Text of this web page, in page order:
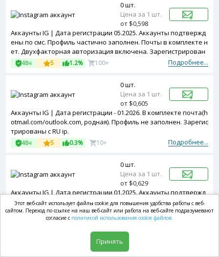
Аккаунты IG | Дата регистрации 05.2025. Аккаунты подтвержд
ены по смс. Профиль частично заполнен. Почты в комплекте н
ет. Двухфакторная авторизация включена. Зарегистрирован
ы с MIX ip.
Подробнее...
48ч 5 1.2% 100+
0 шт.
Цена за 1 шт.
от $0,598
Аккаунты IG | Дата регистрации - 01.2026. В комплекте почта(h
otmail.com/outlook.com, родная). Профиль не заполнен. Зарегис
трированы с RU ip.
Подробнее...
48ч 5 0.3% 10+
0 шт.
Цена за 1 шт.
от $0,605
Аккаунты IG | Дата регистрации 01.2025. Аккаунты подтвержд
ены по смс. В комплекте почта(не родная). Профиль частично
заполнен. Двухфакторная авторизация включена. Зарегистр
ированы с MIX ip.
Подробнее...
4.8 2.1% 100+
0 шт.
Цена за 1 шт.
от $0,629
0 шт.
Цена за 1 шт.
Этот веб-сайт использует файлы cookie для повышения удобства работы с веб-
сайтом. Переход по ссылке на наш веб-сайт или работа на веб-сайте подразумевают
согласие с политикой использования cookie файлов.
Принять